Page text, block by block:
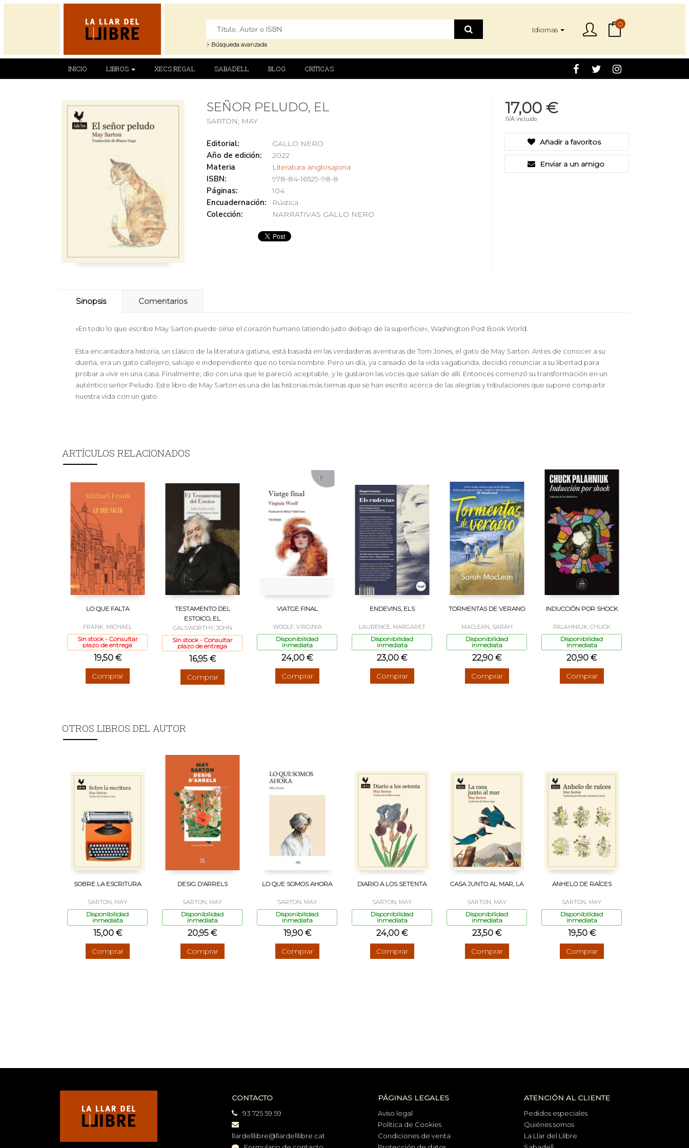
Búsqueda avanzada
Idiomas
0
INICIO LIBROS XECS REGAL SABADELL BLOG CRÍTICAS
SEÑOR PELUDO, EL
SARTON, MAY
Editorial: GALLO NERO
Año de edición: 2022
Materia Literatura anglosajona
ISBN: 978-84-16529-98-8
Páginas: 104
Encuadernación: Rústica
Colección: NARRATIVAS GALLO NERO
17,00 €
IVA incluido
Añadir a favoritos
Enviar a un amigo
Sinopsis Comentarios
«En todo lo que escribe May Sarton puede oírse el corazón humano latiendo justo debajo de la superficie», Washington Post Book World.
Esta encantadora historia, un clásico de la literatura gatuna, está basada en las verdaderas aventuras de Tom Jones, el gato de May Sarton. Antes de conocer a su
dueña, era un gato callejero, salvaje e independiente que no tenía nombre. Pero un día, ya cansado de la vida vagabunda, decidió renunciar a su libertad para
probar a vivir en una casa. Finalmente, dio con una que le pareció aceptable, y le gustaron las voces que salían de allí. Entonces comenzó su transformación en un
auténtico señor Peludo. Este libro de May Sarton es una de las historias más tiernas que se han escrito acerca de las alegrías y tribulaciones que supone compartir
nuestra vida con un gato.
ARTÍCULOS RELACIONADOS
LO QUE FALTA
FRANK, MICHAEL
Sin stock - Consultar
plazo de entrega
19,50 €
Comprar
TESTAMENTO DEL
ESTOICO, EL
GALSWORTHY, JOHN
Sin stock - Consultar
plazo de entrega
16,95 €
Comprar
VIATGE FINAL
WOOLF, VIRGINIA
Disponibilidad
inmediata
24,00 €
Comprar
ENDEVINS, ELS
LAURENCE, MARGARET
Disponibilidad
inmediata
23,00 €
Comprar
TORMENTAS DE VERANO
MACLEAN, SARAH
Disponibilidad
inmediata
22,90 €
Comprar
INDUCCIÓN POR SHOCK
PALAHNIUK, CHUCK
Disponibilidad
inmediata
20,90 €
Comprar
OTROS LIBROS DEL AUTOR
SOBRE LA ESCRITURA
SARTON, MAY
Disponibilidad
inmediata
15,00 €
Comprar
DESIG D'ARRELS
SARTON, MAY
Disponibilidad
inmediata
20,95 €
Comprar
LO QUE SOMOS AHORA
SARTON, MAY
Disponibilidad
inmediata
19,90 €
Comprar
DIARIO A LOS SETENTA
SARTON, MAY
Disponibilidad
inmediata
24,00 €
Comprar
CASA JUNTO AL MAR, LA
SARTON, MAY
Disponibilidad
inmediata
23,50 €
Comprar
ANHELO DE RAÍCES
SARTON, MAY
Disponibilidad
inmediata
19,50 €
Comprar
CONTACTO
93 725 59 59
llardelllibre@llardelllibre.cat
PÁGINAS LEGALES
Aviso legal
Política de Cookies
Condiciones de venta
ATENCIÓN AL CLIENTE
Pedidos especiales
Quiénes somos
La Llar del Llibre